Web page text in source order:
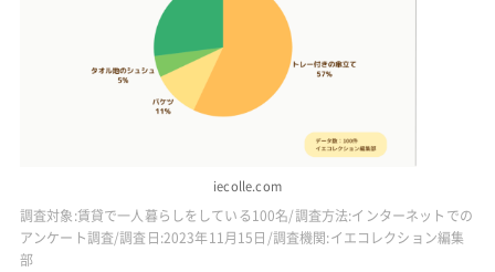
iecolle.com
調査対象:賃貸で一人暮らしをしている100名/調査方法:インターネットでの
アンケート調査/調査日:2023年11月15日/調査機関:イエコレクション編集
部